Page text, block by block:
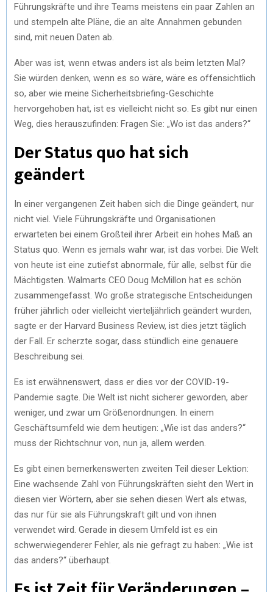
Führungskräfte und ihre Teams meistens ein paar Zahlen an
und stempeln alte Pläne, die an alte Annahmen gebunden
sind, mit neuen Daten ab.
Aber was ist, wenn etwas anders ist als beim letzten Mal?
Sie würden denken, wenn es so wäre, wäre es offensichtlich
so, aber wie meine Sicherheitsbriefing-Geschichte
hervorgehoben hat, ist es vielleicht nicht so. Es gibt nur einen
Weg, dies herauszufinden: Fragen Sie: „Wo ist das anders?“
Der Status quo hat sich
geändert
In einer vergangenen Zeit haben sich die Dinge geändert, nur
nicht viel. Viele Führungskräfte und Organisationen
erwarteten bei einem Großteil ihrer Arbeit ein hohes Maß an
Status quo. Wenn es jemals wahr war, ist das vorbei. Die Welt
von heute ist eine zutiefst abnormale, für alle, selbst für die
Mächtigsten. Walmarts CEO Doug McMillon hat es schön
zusammengefasst. Wo große strategische Entscheidungen
früher jährlich oder vielleicht vierteljährlich geändert wurden,
sagte er der Harvard Business Review, ist dies jetzt täglich
der Fall. Er scherzte sogar, dass stündlich eine genauere
Beschreibung sei.
Es ist erwähnenswert, dass er dies vor der COVID-19-
Pandemie sagte. Die Welt ist nicht sicherer geworden, aber
weniger, und zwar um Größenordnungen. In einem
Geschäftsumfeld wie dem heutigen: „Wie ist das anders?“
muss der Richtschnur von, nun ja, allem werden.
Es gibt einen bemerkenswerten zweiten Teil dieser Lektion:
Eine wachsende Zahl von Führungskräften sieht den Wert in
diesen vier Wörtern, aber sie sehen diesen Wert als etwas,
das nur für sie als Führungskraft gilt und von ihnen
verwendet wird. Gerade in diesem Umfeld ist es ein
schwerwiegenderer Fehler, als nie gefragt zu haben: „Wie ist
das anders?“ überhaupt.